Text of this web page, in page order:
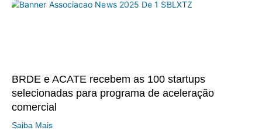
BRDE e ACATE recebem as 100 startups
selecionadas para programa de aceleração
comercial
Saiba Mais